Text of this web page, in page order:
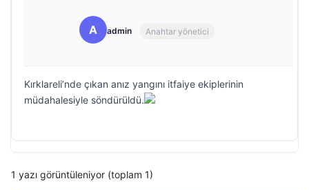
A admin Anahtar yönetici
Kırklareli’nde çıkan anız yangını itfaiye ekiplerinin
müdahalesiyle söndürüldü.
1 yazı görüntüleniyor (toplam 1)